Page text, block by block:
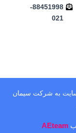
88451998-
021
سایت به شرکت سیمان
AEteam